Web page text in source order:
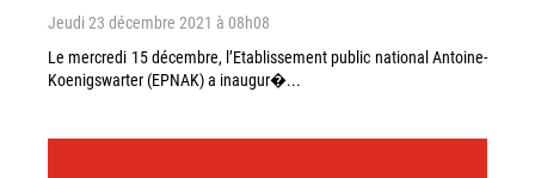
Jeudi 23 décembre 2021 à 08h08
Le mercredi 15 décembre, l’Etablissement public national Antoine-
Koenigswarter (EPNAK) a inaugur�...